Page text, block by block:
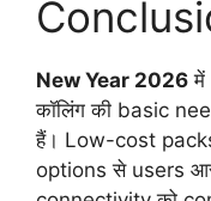
New Year 2026 में
कॉलिंग की basic
हैं। Low-cost
options से users